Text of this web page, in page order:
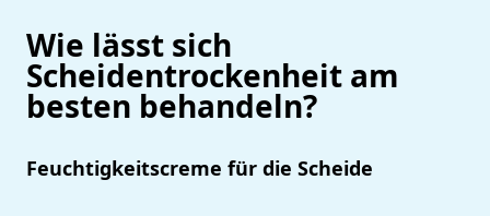
Wie lässt sich
Scheidentrockenheit am
besten behandeln?
Feuchtigkeitscreme für die Scheide